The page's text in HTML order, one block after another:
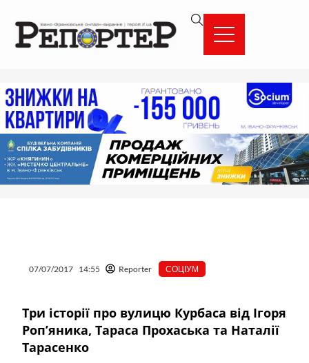
вмісту
07/07/2017 14:55 Reporter СОЦІУМ
Три історії про вулицю Курбаса від Ігоря
Роп’яника, Тараса Прохаська та Наталії
Тарасенко